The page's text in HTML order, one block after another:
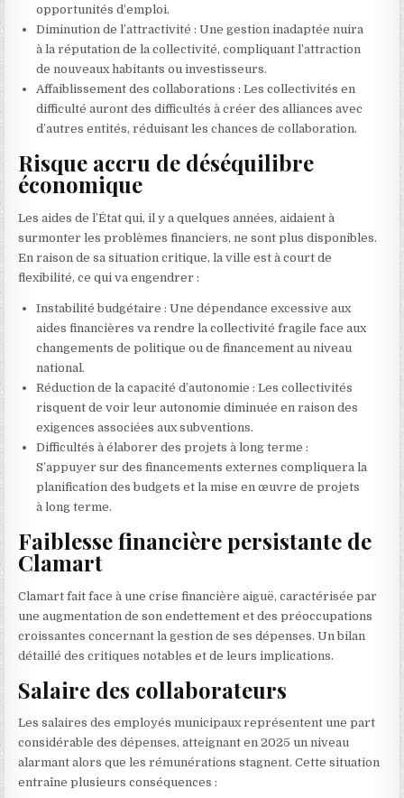
opportunités d’emploi.
Diminution de l’attractivité : Une gestion inadaptée nuira
à la réputation de la collectivité, compliquant l’attraction
de nouveaux habitants ou investisseurs.
Affaiblissement des collaborations : Les collectivités en
difficulté auront des difficultés à créer des alliances avec
d’autres entités, réduisant les chances de collaboration.
Risque accru de déséquilibre
économique
Les aides de l’État qui, il y a quelques années, aidaient à
surmonter les problèmes financiers, ne sont plus disponibles.
En raison de sa situation critique, la ville est à court de
flexibilité, ce qui va engendrer :
Instabilité budgétaire : Une dépendance excessive aux
aides financières va rendre la collectivité fragile face aux
changements de politique ou de financement au niveau
national.
Réduction de la capacité d’autonomie : Les collectivités
risquent de voir leur autonomie diminuée en raison des
exigences associées aux subventions.
Difficultés à élaborer des projets à long terme :
S’appuyer sur des financements externes compliquera la
planification des budgets et la mise en œuvre de projets
à long terme.
Faiblesse financière persistante de
Clamart
Clamart fait face à une crise financière aiguë, caractérisée par
une augmentation de son endettement et des préoccupations
croissantes concernant la gestion de ses dépenses. Un bilan
détaillé des critiques notables et de leurs implications.
Salaire des collaborateurs
Les salaires des employés municipaux représentent une part
considérable des dépenses, atteignant en 2025 un niveau
alarmant alors que les rémunérations stagnent. Cette situation
entraîne plusieurs conséquences :